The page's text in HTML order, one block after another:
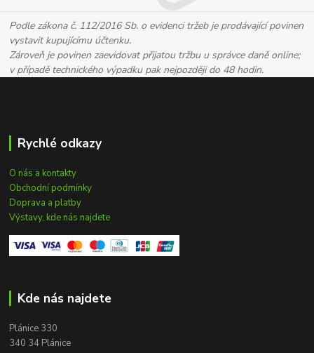
Podle zákona č. 112/2016 Sb. o evidenci tržeb je prodávající povinen
vystavit kupujícímu účtenku.
Zároveň je povinen zaevidovat přijatou tržbu u správce daně online;
v případě technického výpadku pak nejpozději do 48 hodin.
Rychlé odkazy
O nás a kontakty
Obchodní podmínky
Doprava a platby
Výstavy, kde nás najdete
Kde nás najdete
Plánice 330
340 34 Plánice